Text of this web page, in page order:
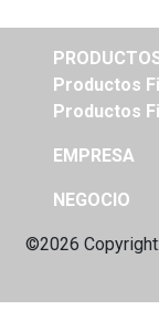
Productos
Productos
EMPRESA
NEGOCIO
©2026